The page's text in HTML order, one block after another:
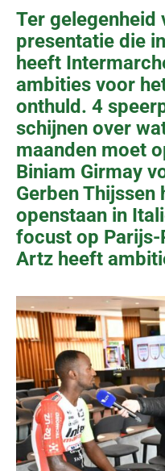
Ter gelegenheid
presentatie die
heeft
ambities voor
onthuld. 4
schijnen over
maanden moet
Biniam Girmay
Gerben Thijssen
openstaan in
focust op Parijs-
Artz heeft